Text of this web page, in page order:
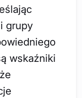
grupy
wskaźniki